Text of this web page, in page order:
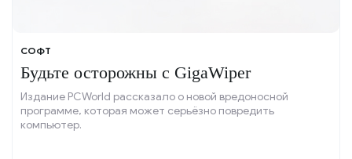
СОФТ
Будьте осторожны с GigaWiper
Издание PCWorld рассказало о новой вредоносной
программе, которая может серьёзно повредить
компьютер.